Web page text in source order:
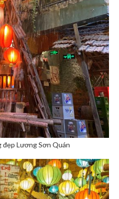
đẹp Lương Sơn Quán